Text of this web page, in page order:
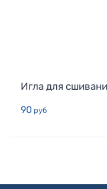
Игла для
90 руб